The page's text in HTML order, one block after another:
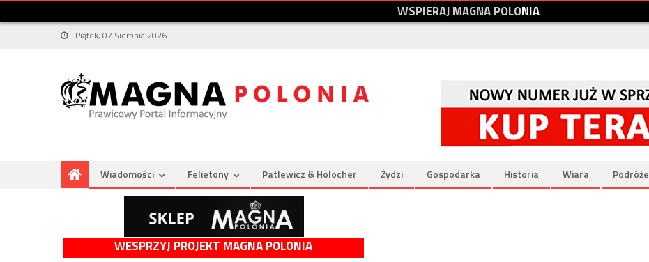
WSPIERAJMAGNAPOLONIA
Piątek, 07 Sierpnia 2026
Wiadomości Felietony Patlewicz & Holocher Żydzi Gospodarka Historia Wiara Podróże
WESPRZYJ PROJEKT MAGNA POLONIA